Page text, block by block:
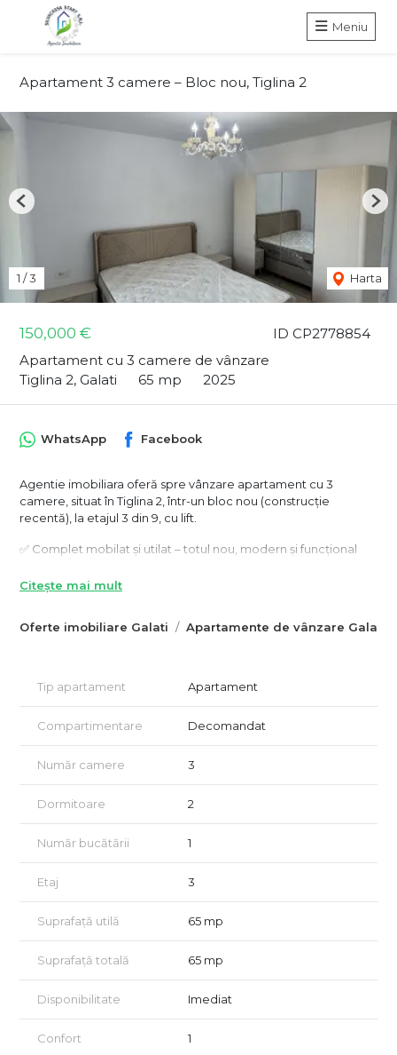
Meniu
Apartament 3 camere – Bloc nou, Tiglina 2
ID CP2778854
150,000 €
Apartament cu 3 camere de vânzare
Tiglina 2, Galati
65 mp 2025
1 /3 Harta
Previous
Oferte imobiliare Galati Apartamente de vânzare Galati
WhatsApp Facebook
Agentie imobiliara oferă spre vânzare apartament cu 3
camere, situat în Tiglina 2, într-un bloc nou (construcție
recentă), la etajul 3 din 9, cu lift.
✅ Complet mobilat și utilat – totul nou, modern și funcțional
space, 2 dormitoare, 2 băi, balcon
transport și spații verzi
Citește mai mult
Tip apartament Apartament
Compartimentare Decomandat
Număr camere 3
Dormitoare 2
Număr bucătării 1
Etaj 3
Suprafață utilă 65 mp
Suprafață totală 65 mp
Disponibilitate Imediat
Confort 1